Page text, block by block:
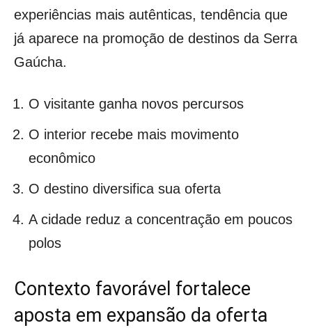
experiências mais autênticas, tendência que
já aparece na promoção de destinos da Serra
Gaúcha.
O visitante ganha novos percursos
O interior recebe mais movimento
econômico
O destino diversifica sua oferta
A cidade reduz a concentração em poucos
polos
Contexto favorável fortalece
aposta em expansão da oferta